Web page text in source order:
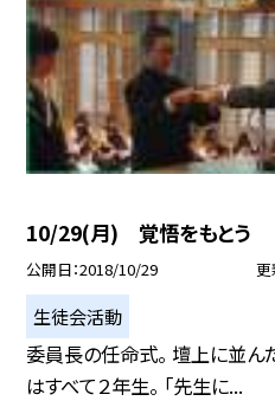
10/29(月) 覚悟をもとう
公開日 2018/10/29 更
生徒会活動
委員長の任命式。 壇上に並
はすべて２年生。 「先生に...